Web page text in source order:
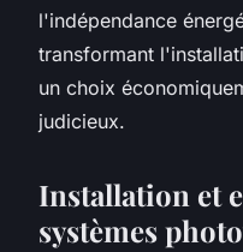
l'indépendance
transformant
un choix
judicieux.
Installation et
systèmes